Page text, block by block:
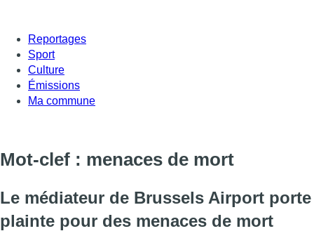
Reportages
Sport
Culture
Émissions
Ma commune
Mot-clef : menaces de mort
Le médiateur de Brussels Airport porte
plainte pour des menaces de mort